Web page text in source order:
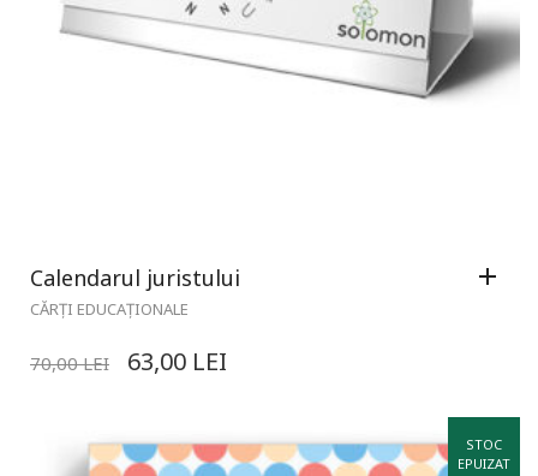
Calendarul juristului
CĂRȚI EDUCAȚIONALE
70,00LEI 63,00 LEI
STOC
EPUIZAT